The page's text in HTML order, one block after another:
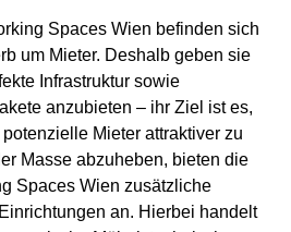
Spaces Wien befinden sich
um Mieter. Deshalb geben sie
Infrastruktur sowie
anzubieten – ihr Ziel ist es,
Mieter attraktiver zu
Masse abzuheben, bieten die
Spaces Wien zusätzliche
an. Hierbei handelt